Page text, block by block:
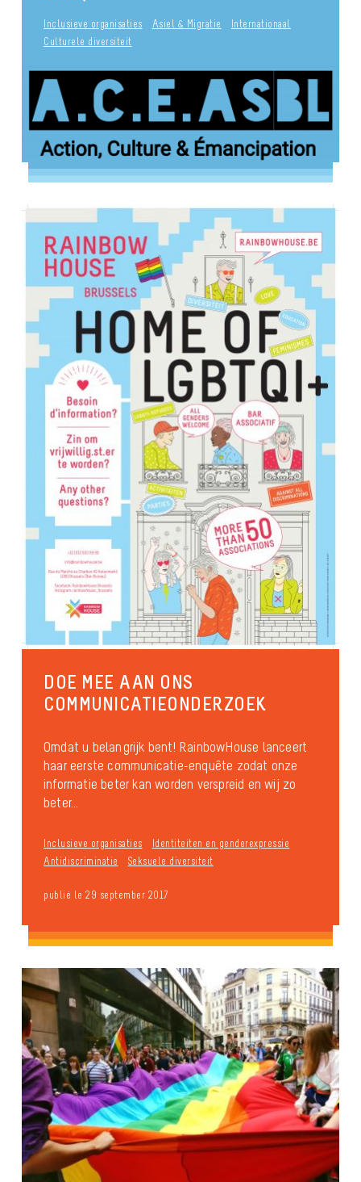
Inclusieve organisaties Asiel & Migratie
Internationaal
Culturele diversiteit
DOE MEE AAN ONS
COMMUNICATIEONDERZOEK
Omdat u belangrijk bent! RainbowHouse lanceert
haar eerste communicatie-enquête zodat onze
informatie beter kan worden verspreid en wij zo
beter...
Inclusieve organisaties
Identiteiten en genderexpressie
Antidiscriminatie
Seksuele diversiteit
publié le 29 september 2017